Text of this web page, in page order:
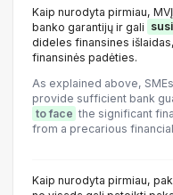
Kaip nurodyta pirmiau,
banko garantijų ir gali
dideles finansines
finansinės padėties.
As explained above,
provide sufficient bank
to face the significant
from a precarious
Kaip nurodyta pirmiau,